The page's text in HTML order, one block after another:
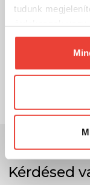
tudunk
biztosításához
számunkra
Természetesen
Előre is
Delphin REAXE
Szakértő
Kérdésed